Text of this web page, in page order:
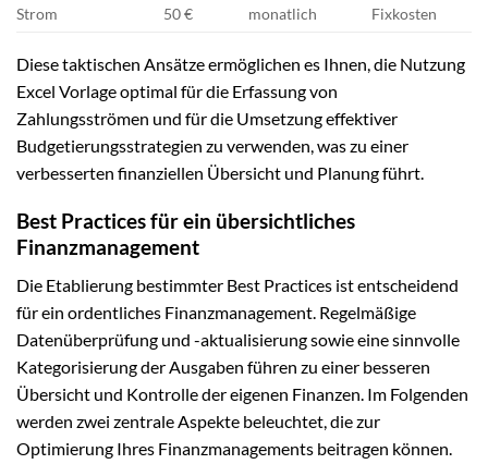
Strom
50 € monatlich Fixkosten
Diese taktischen Ansätze ermöglichen es Ihnen, die Nutzung
Excel Vorlage optimal für die Erfassung von
Zahlungsströmen und für die Umsetzung effektiver
Budgetierungsstrategien zu verwenden, was zu einer
verbesserten finanziellen Übersicht und Planung führt.
Best Practices für ein übersichtliches
Finanzmanagement
Die Etablierung bestimmter Best Practices ist entscheidend
für ein ordentliches Finanzmanagement. Regelmäßige
Datenüberprüfung und -aktualisierung sowie eine sinnvolle
Kategorisierung der Ausgaben führen zu einer besseren
Übersicht und Kontrolle der eigenen Finanzen. Im Folgenden
werden zwei zentrale Aspekte beleuchtet, die zur
Optimierung Ihres Finanzmanagements beitragen können.